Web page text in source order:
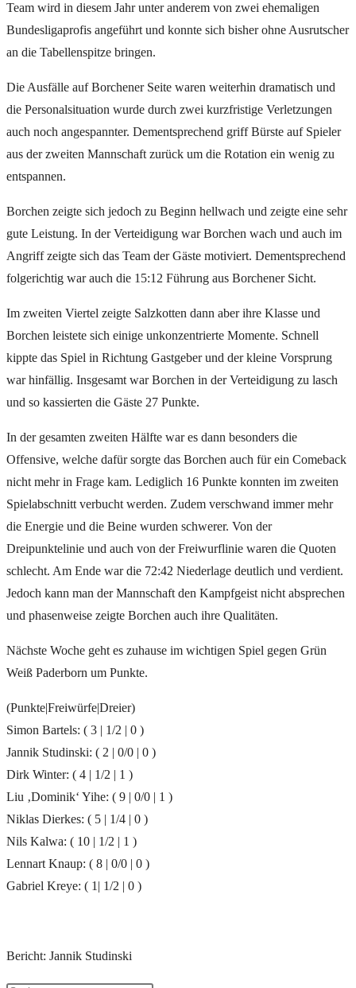
Team wird in diesem Jahr unter anderem von zwei ehemaligen
Bundesligaprofis angeführt und konnte sich bisher ohne Ausrutscher
an die Tabellenspitze bringen.
Die Ausfälle auf Borchener Seite waren weiterhin dramatisch und
die Personalsituation wurde durch zwei kurzfristige Verletzungen
auch noch angespannter. Dementsprechend griff Bürste auf Spieler
aus der zweiten Mannschaft zurück um die Rotation ein wenig zu
entspannen.
Borchen zeigte sich jedoch zu Beginn hellwach und zeigte eine sehr
gute Leistung. In der Verteidigung war Borchen wach und auch im
Angriff zeigte sich das Team der Gäste motiviert. Dementsprechend
folgerichtig war auch die 15:12 Führung aus Borchener Sicht.
Im zweiten Viertel zeigte Salzkotten dann aber ihre Klasse und
Borchen leistete sich einige unkonzentrierte Momente. Schnell
kippte das Spiel in Richtung Gastgeber und der kleine Vorsprung
war hinfällig. Insgesamt war Borchen in der Verteidigung zu lasch
und so kassierten die Gäste 27 Punkte.
In der gesamten zweiten Hälfte war es dann besonders die
Offensive, welche dafür sorgte das Borchen auch für ein Comeback
nicht mehr in Frage kam. Lediglich 16 Punkte konnten im zweiten
Spielabschnitt verbucht werden. Zudem verschwand immer mehr
die Energie und die Beine wurden schwerer. Von der
Dreipunktelinie und auch von der Freiwurflinie waren die Quoten
schlecht. Am Ende war die 72:42 Niederlage deutlich und verdient.
Jedoch kann man der Mannschaft den Kampfgeist nicht absprechen
und phasenweise zeigte Borchen auch ihre Qualitäten.
Nächste Woche geht es zuhause im wichtigen Spiel gegen Grün
Weiß Paderborn um Punkte.
(Punkte|Freiwürfe|Dreier)
Simon Bartels: ( 3 | 1/2 | 0 )
Jannik Studinski: ( 2 | 0/0 | 0 )
Dirk Winter: ( 4 | 1/2 | 1 )
Liu ‚Dominik‘ Yihe: ( 9 | 0/0 | 1 )
Niklas Dierkes: ( 5 | 1/4 | 0 )
Nils Kalwa: ( 10 | 1/2 | 1 )
Lennart Knaup: ( 8 | 0/0 | 0 )
Gabriel Kreye: ( 1| 1/2 | 0 )
Bericht: Jannik Studinski